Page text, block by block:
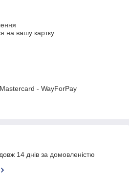
на вашу картку
- WayForPay
14 днів за домовленістю